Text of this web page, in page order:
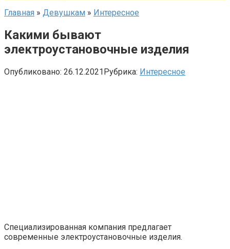
Главная » Девушкам » Интересное
Какими бывают
электроустановочные изделия
Опубликовано: 26.12.2021Рубрика: Интересное
Специализированная компания предлагает
современные электроустановочные изделия.